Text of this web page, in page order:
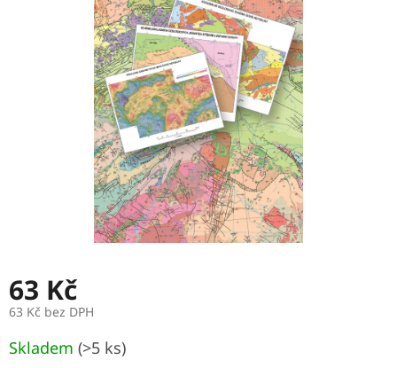
63 Kč
63 Kč bez DPH
cena:
Skladem (>5 ks)